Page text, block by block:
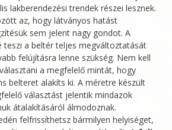
lakberendezési trendek részei lesznek.
az, hogy látványos hatást
sem jelent nagy gondot. A
teszi a beltér teljes megváltoztatását
felújításra lenne szükség. Nem kell
a megfelelő mintát, hogy
belteret alakíts ki. A méretre készült
választást jelentik mindazok
átalakításáról álmodoznak.
felfrissíthetsz bármilyen helyiséget,